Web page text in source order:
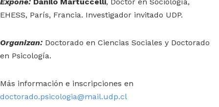
EHESS, París, Francia. Investigador invitado UDP.
Organizan: Doctorado en Ciencias Sociales y Doctorado
en Psicología.
Más información e inscripciones en
doctorado.psicologia@mail.udp.cl